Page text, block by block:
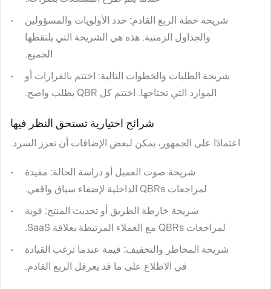
شريحة خطة الربع القادم: حدد الأولويات والمسؤولين
والجداول الزمنية. هذه هي الشريحة التي يلتقطها
الجميع.
شريحة الطلبات والخطوات التالية: اختتم بالقرارات أو
الموارد التي تحتاجها. اختتم كل QBR بطلب واضح.
شرائح اختيارية تستحق النظر فيها
اعتمادًا على الجمهور، يمكن لبعض الإضافات أن تعزز السرد.
شريحة صوت العميل أو دراسة الحالة: مفيدة
لمراجعات QBRs الداخلية لإضفاء سياق واقعي.
شريحة خارطة الطريق أو تحديث المنتج: قوية
لمراجعات QBRs مع العملاء المرتبطة بعلاقة SaaS.
شريحة المخاطر والتخفيف: قيمة عندما ترغب القيادة
في الاطلاع على ما قد يعرقل الربع القادم.